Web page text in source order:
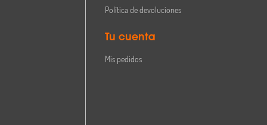
Política de devoluciones
Tu cuenta
Mis pedidos